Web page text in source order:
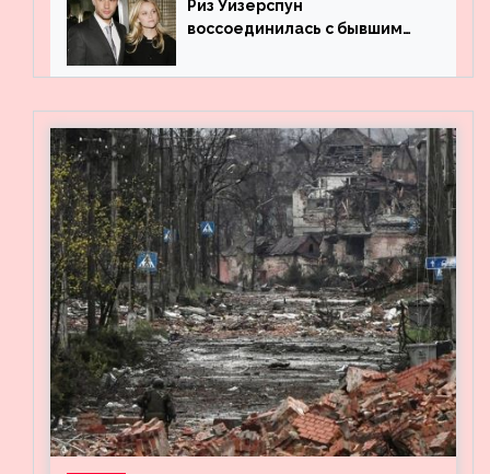
Риз Уизерспун
воссоединилась с бывшим